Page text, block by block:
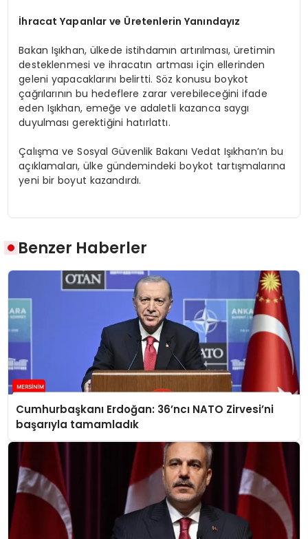
İhracat Yapanlar ve Üretenlerin Yanındayız
Bakan Işıkhan, ülkede istihdamın artırılması, üretimin
desteklenmesi ve ihracatın artması için ellerinden
geleni yapacaklarını belirtti. Söz konusu boykot
çağrılarının bu hedeflere zarar verebileceğini ifade
eden Işıkhan, emeğe ve adaletli kazanca saygı
duyulması gerektiğini hatırlattı.
Çalışma ve Sosyal Güvenlik Bakanı Vedat Işıkhan’ın bu
açıklamaları, ülke gündemindeki boykot tartışmalarına
yeni bir boyut kazandırdı.
Benzer Haberler
Cumhurbaşkanı Erdoğan: 36’ncı NATO Zirvesi’ni
başarıyla tamamladık